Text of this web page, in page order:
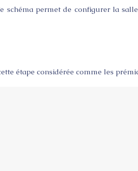
schéma permet de configurer la
étape considérée comme les